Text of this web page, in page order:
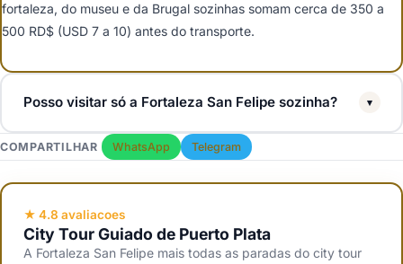
fortaleza, do museu e da Brugal sozinhas somam cerca de 350 a
500 RD$ (USD 7 a 10) antes do transporte.
Posso visitar só a Fortaleza San Felipe sozinha? ▾
Sim. Pegue um taxi até a ponta oeste do Malecón, pague cerca de
100 RD$ na entrada e explore por 45 a 60 minutos. Opcionalmente
contrate um guia independente na entrada por 5 a 10 USD.
COMPARTILHAR WhatsApp Telegram
★ 4.8 avaliacoes
City Tour Guiado de Puerto Plata
A Fortaleza San Felipe mais todas as paradas do city tour